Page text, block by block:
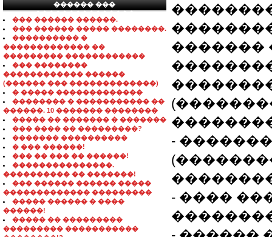
������ ���
���������������
��� ������ ������.
��� ������ ����� ��������.
���������� �
������������� ��
��������� ������������
��� ��������
������������ ������
(������ ��� �������������)
� ����� �������������
�������� � ����������� ��
������. 10 ������� ��������
����� �� ������� � �������
��� ���� �� ���������?
������� ����������
� ��� ������!
��� �� ��� �� ������!
���������������.
���������� �� �������!
��� ������ ������ �����
������������� ���������
����� ������ � ����
������!
����� �� ���������
��������� �����������
�������
-
- ����